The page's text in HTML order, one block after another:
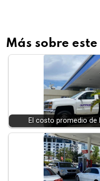
Más sobre
El costo promedio de